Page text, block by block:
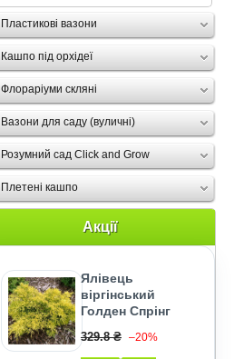
Пластикові вазони
Кашпо під орхідеї
Флораріуми скляні
Вазони для саду (вуличні)
Розумний сад Click and Grow
Плетені кашпо
Акції
Ялівець
віргінський
Голден Спрінг
329.8 ₴ –20%